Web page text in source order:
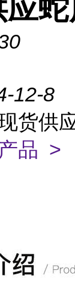
12-8
货供
品 >